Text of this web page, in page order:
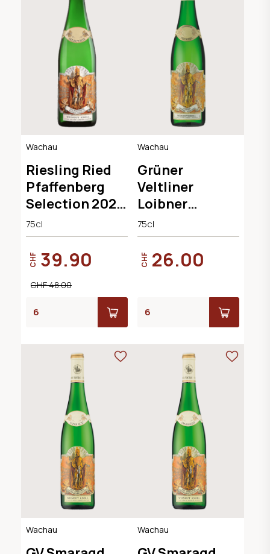
Wachau
Riesling Ried
Pfaffenberg
Selection 2022
Knoll
75cl
CHF 39.90
CHF 48.00
Wachau
Grüner
Veltliner
Loibner
Federspiel
2025 Knoll
75cl
CHF 26.00
Wachau Wachau